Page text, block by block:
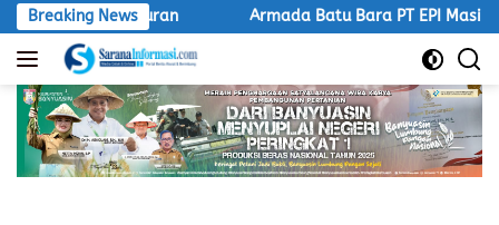
Langsung
ke
konten
Breaking News
Taat Aturan Armada Batu Bara PT EPI Masih Lintasi